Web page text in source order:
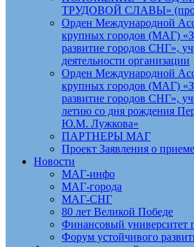
ТРУДОВОЙ СЛАВЫ»
Орден Международной
крупных городов (МАГ)
развитие городов СНГ»,
деятельности организации
Орден Международной
крупных городов (МАГ)
развитие городов СНГ»,
летию со дня рождения
Ю.М. Лужкова»
ПАРТНЕРЫ МАГ
Проект Заявления о
Новости
МАГ-инфо
МАГ-города
МАГ-СНГ
80 лет Великой Победе
Финансовый университет
Форум устойчивого